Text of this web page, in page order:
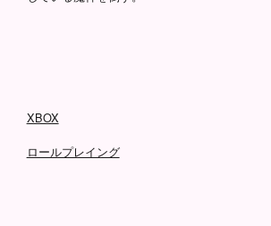
XBOX
ロールプレイング